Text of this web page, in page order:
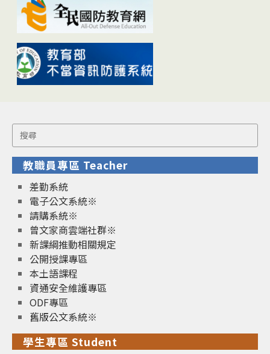
Search
for:
教職員專區 Teacher
差勤系統
電子公文系統※
請購系統※
曾文家商雲端社群※
新課綱推動相關規定
公開授課專區
本土語課程
資通安全維護專區
ODF專區
舊版公文系統※
學生專區 Student